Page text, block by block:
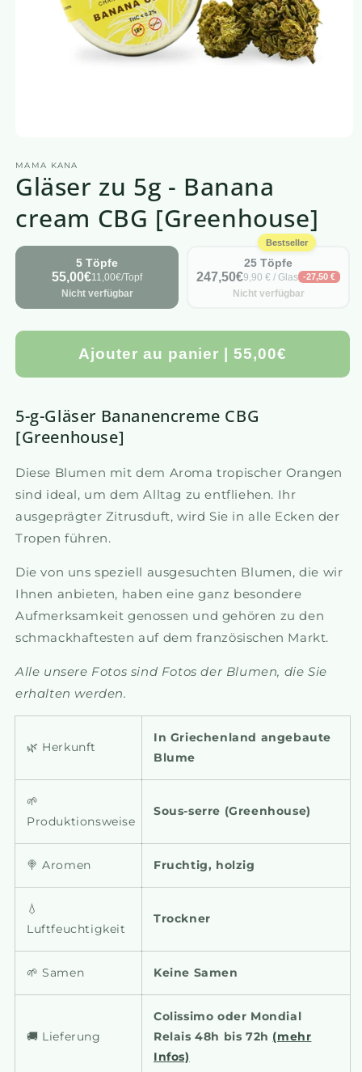
in
einem
modalen
öffnen
MAMA KANA
Gläser zu 5g - Banana
cream CBG [Greenhouse]
5 Töpfe
55,00€11,00€/Topf
Nicht verfügbar
Bestseller
25 Töpfe
247,50€9,90 € / Glas -27,50 €
Nicht verfügbar
Ajouter au panier | 55,00€
5-g-Gläser Bananencreme CBG
[Greenhouse]
Diese Blumen mit dem Aroma tropischer Orangen
sind ideal, um dem Alltag zu entfliehen. Ihr
ausgeprägter Zitrusduft, wird Sie in alle Ecken der
Tropen führen.
Die von uns speziell ausgesuchten Blumen, die wir
Ihnen anbieten, haben eine ganz besondere
Aufmerksamkeit genossen und gehören zu den
schmackhaftesten auf dem französischen Markt.
Alle unsere Fotos sind Fotos der Blumen, die Sie
erhalten werden.
🌿 Herkunft
In Griechenland angebaute
Blume
🌱
Produktionsweise
Sous-serre (Greenhouse)
🍭Aromen Fruchtig, holzig
💧
Luftfeuchtigkeit
Trockner
🌱Samen Keine Samen
🚚 Lieferung
Colissimo oder Mondial
Relais 48h bis 72h (mehr
Infos)